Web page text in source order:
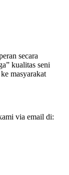
secara
kualitas seni
masyarakat
via email di: